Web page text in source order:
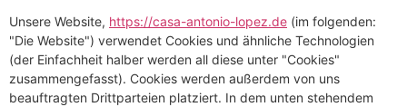
Unsere Website, https://casa-antonio-lopez.de (im folgenden:
"Die Website") verwendet Cookies und ähnliche Technologien
(der Einfachheit halber werden all diese unter "Cookies"
zusammengefasst). Cookies werden außerdem von uns
beauftragten Drittparteien platziert. In dem unten stehendem